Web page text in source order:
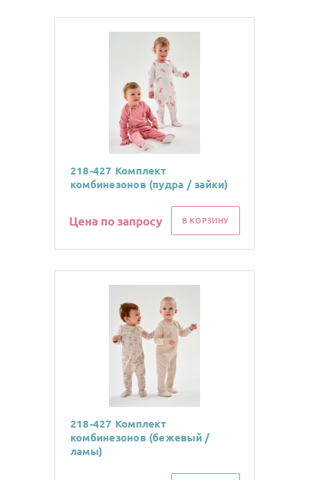
218-427 Комплект
комбинезонов (пудра / зайки)
Цена по запросу В КОРЗИНУ
218-427 Комплект
комбинезонов (бежевый /
ламы)